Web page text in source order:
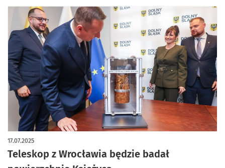
Teleskop z Wrocławia będzie badał
17.07.2025